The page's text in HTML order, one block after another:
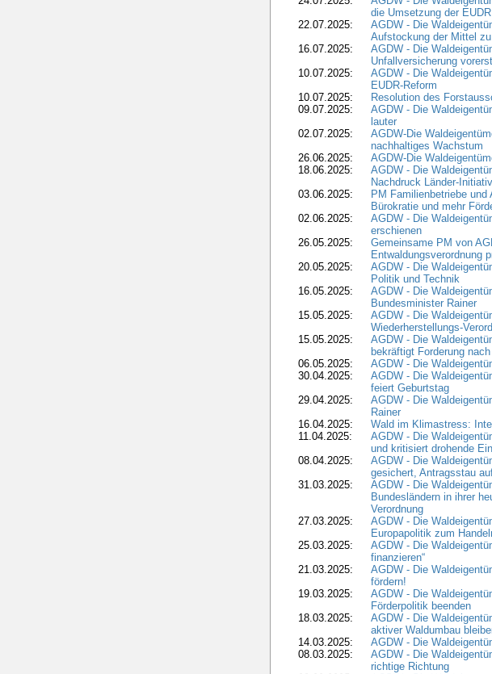
die Umsetzung der
22.07.2025:
AGDW - Die
Aufstockung der Mittel
16.07.2025:
AGDW - Die
Unfallversicherung
10.07.2025:
AGDW - Die
EUDR-Reform
10.07.2025:
Resolution des
09.07.2025:
AGDW - Die
lauter
02.07.2025:
AGDW-Die
nachhaltiges Wachstum
26.06.2025:
AGDW-Die
18.06.2025:
AGDW - Die
Nachdruck Länder-
03.06.2025:
PM Familienbetriebe
Bürokratie und mehr
02.06.2025:
AGDW - Die
erschienen
26.05.2025:
Gemeinsame PM von
Entwaldungsverordnung
20.05.2025:
AGDW - Die
Politik und Technik
16.05.2025:
AGDW - Die
Bundesminister Rainer
15.05.2025:
AGDW - Die
Wiederherstellungs-
15.05.2025:
AGDW - Die
bekräftigt Forderung
06.05.2025:
AGDW - Die
30.04.2025:
AGDW - Die
feiert Geburtstag
29.04.2025:
AGDW - Die
Rainer
16.04.2025:
Wald im Klimastress:
11.04.2025:
AGDW - Die
und kritisiert drohende
08.04.2025:
AGDW - Die
gesichert, Antragsstau
31.03.2025:
AGDW - Die
Bundesländern in ihrer
Verordnung
27.03.2025:
AGDW - Die
Europapolitik zum
25.03.2025:
AGDW - Die
finanzieren“
21.03.2025:
AGDW - Die
fördern!
19.03.2025:
AGDW - Die
Förderpolitik beenden
18.03.2025:
AGDW - Die
aktiver Waldumbau
14.03.2025:
AGDW - Die
08.03.2025:
AGDW - Die
richtige Richtung